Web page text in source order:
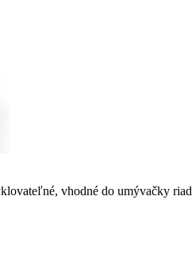
vhodné do umývačky